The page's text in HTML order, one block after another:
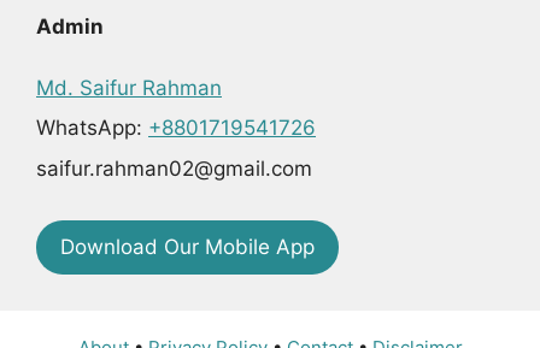
Admin
Md. Saifur Rahman
WhatsApp: +8801719541726
saifur.rahman02@gmail.com
Download Our Mobile App